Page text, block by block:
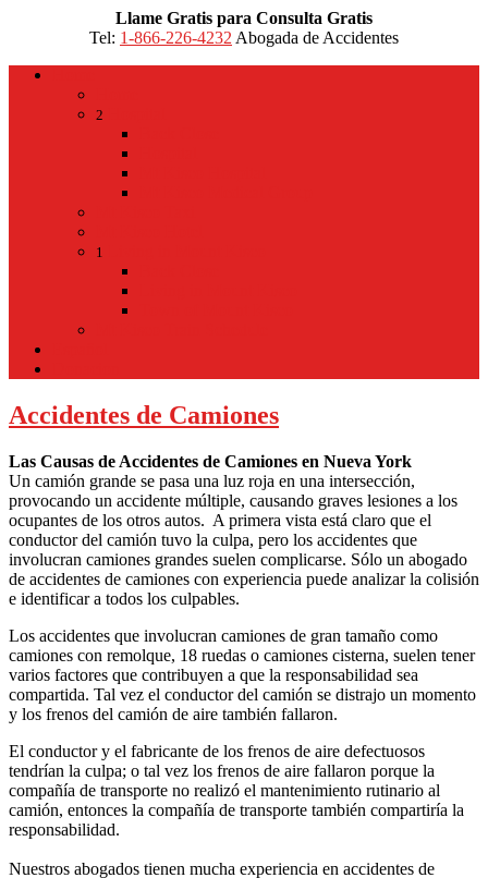
Llame Gratis para Consulta Gratis
Tel: 1-866-226-4232 Abogada de Accidentes
2
1
Accidentes de Camiones
Las Causas de Accidentes de Camiones en Nueva York
Un camión grande se pasa una luz roja en una intersección,
provocando un accidente múltiple, causando graves lesiones a los
ocupantes de los otros autos. A primera vista está claro que el
conductor del camión tuvo la culpa, pero los accidentes que
involucran camiones grandes suelen complicarse. Sólo un abogado
de accidentes de camiones con experiencia puede analizar la colisión
e identificar a todos los culpables.
Los accidentes que involucran camiones de gran tamaño como
camiones con remolque, 18 ruedas o camiones cisterna, suelen tener
varios factores que contribuyen a que la responsabilidad sea
compartida. Tal vez el conductor del camión se distrajo un momento
y los frenos del camión de aire también fallaron.
El conductor y el fabricante de los frenos de aire defectuosos
tendrían la culpa; o tal vez los frenos de aire fallaron porque la
compañía de transporte no realizó el mantenimiento rutinario al
camión, entonces la compañía de transporte también compartiría la
responsabilidad.
Nuestros abogados tienen mucha experiencia en accidentes de